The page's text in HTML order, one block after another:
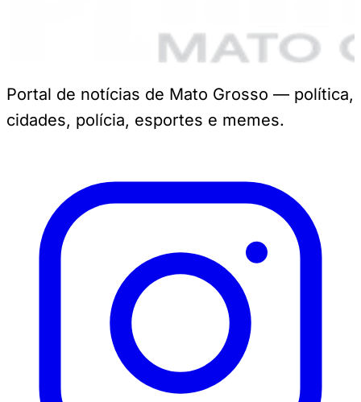
Portal de notícias de Mato Grosso — política,
cidades, polícia, esportes e memes.